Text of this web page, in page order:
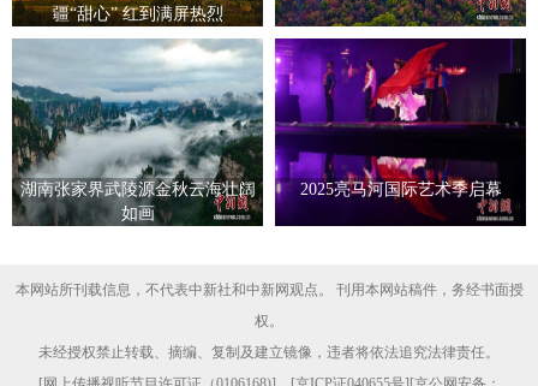
疆“甜心” 红到满屏热烈
湖南张家界武陵源金秋云海壮阔
如画
2025亮马河国际艺术季启幕
本网站所刊载信息，不代表中新社和中新网观点。 刊用本网站稿件，务经书面授
权。
未经授权禁止转载、摘编、复制及建立镜像，违者将依法追究法律责任。